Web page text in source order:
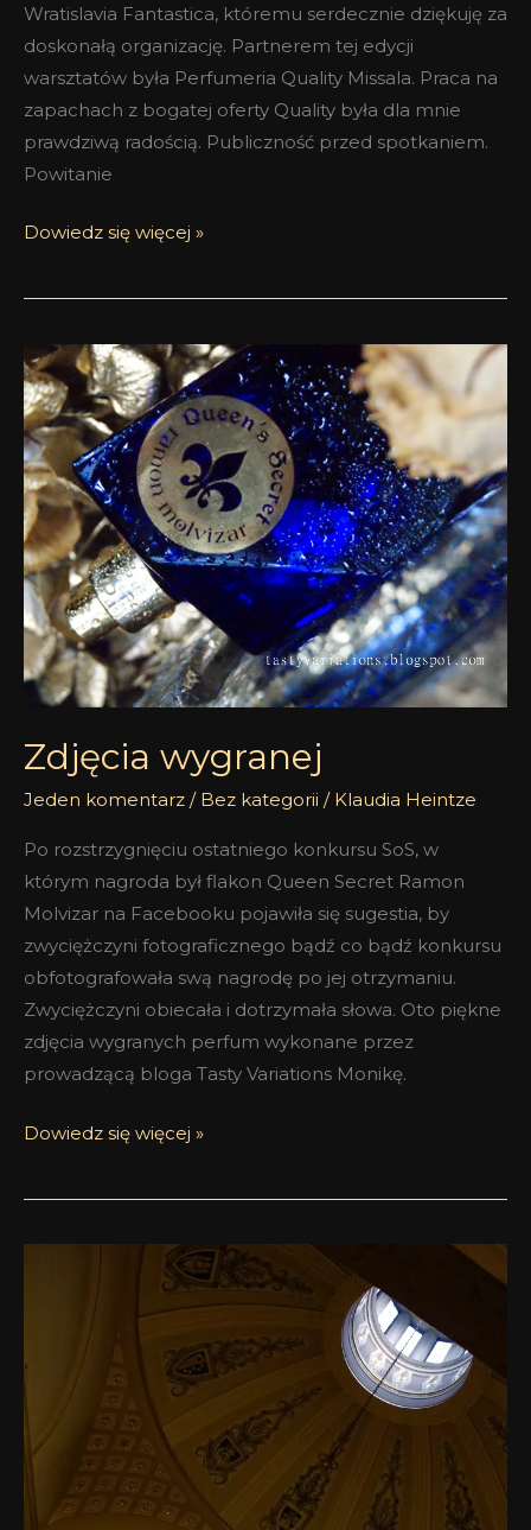
Wratislavia Fantastica, któremu serdecznie dziękuję za
doskonałą organizację. Partnerem tej edycji
warsztatów była Perfumeria Quality Missala. Praca na
zapachach z bogatej oferty Quality była dla mnie
prawdziwą radością. Publiczność przed spotkaniem.
Powitanie
Dowiedz się więcej »
Zdjęcia wygranej
Jeden komentarz / Bez kategorii / Klaudia Heintze
Po rozstrzygnięciu ostatniego konkursu SoS, w
którym nagroda był flakon Queen Secret Ramon
Molvizar na Facebooku pojawiła się sugestia, by
zwyciężczyni fotograficznego bądź co bądź konkursu
obfotografowała swą nagrodę po jej otrzymaniu.
Zwyciężczyni obiecała i dotrzymała słowa. Oto piękne
zdjęcia wygranych perfum wykonane przez
prowadzącą bloga Tasty Variations Monikę.
Zdjęcia
wygranej
Dowiedz się więcej »
marca